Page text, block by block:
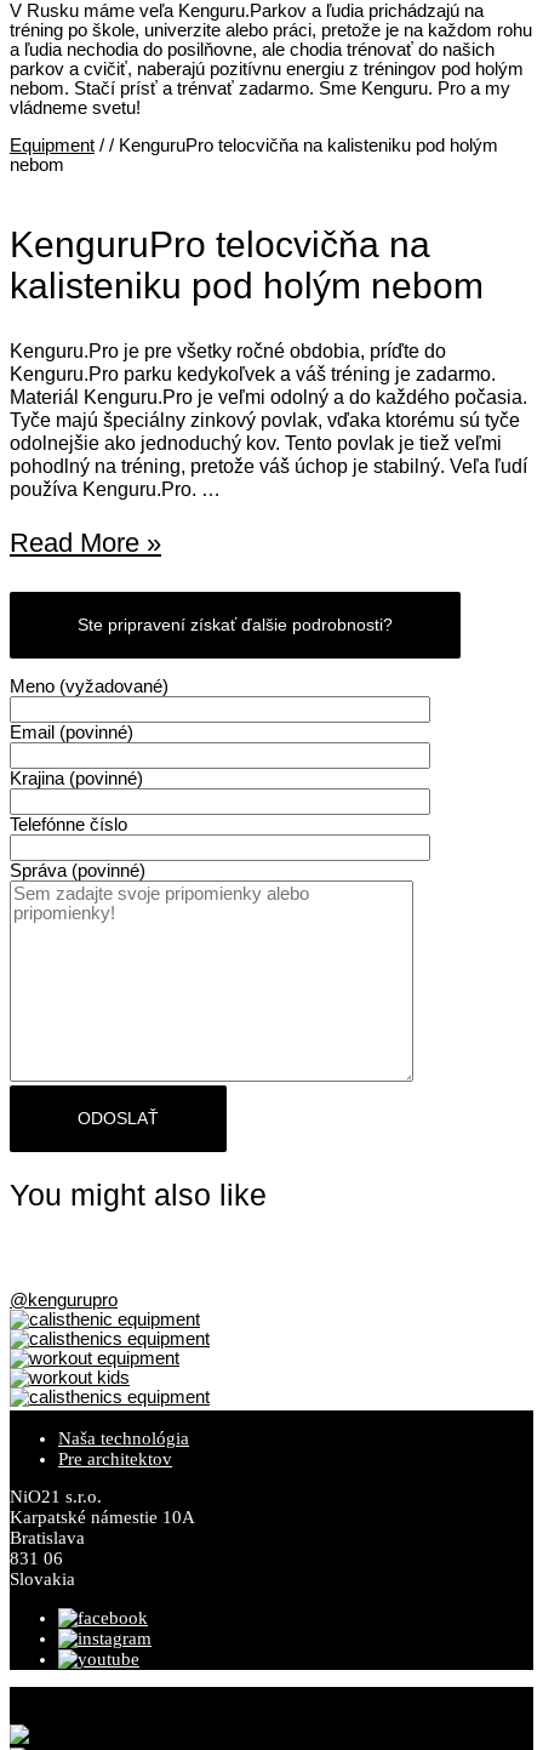
V Rusku máme veľa Kenguru.Parkov a ľudia prichádzajú na
tréning po škole, univerzite alebo práci, pretože je na každom rohu
a ľudia nechodia do posilňovne, ale chodia trénovať do našich
parkov a cvičiť, naberajú pozitívnu energiu z tréningov pod holým
nebom. Stačí prísť a trénvať zadarmo. Sme Kenguru. Pro a my
vládneme svetu!
Equipment / / KenguruPro telocvičňa na kalisteniku pod holým
nebom
KenguruPro telocvičňa na
kalisteniku pod holým nebom
Kenguru.Pro je pre všetky ročné obdobia, príďte do
Kenguru.Pro parku kedykoľvek a váš tréning je zadarmo.
Materiál Kenguru.Pro je veľmi odolný a do každého počasia.
Tyče majú špeciálny zinkový povlak, vďaka ktorému sú tyče
odolnejšie ako jednoduchý kov. Tento povlak je tiež veľmi
pohodlný na tréning, pretože váš úchop je stabilný. Veľa ľudí
používa Kenguru.Pro. …
KenguruPro
na
kalisteniku
pod
holým
nebom
Read More »
Ste pripravení získať ďalšie podrobnosti?
Meno (vyžadované)
Email (povinné)
Krajina (povinné)
Telefónne číslo
Správa (povinné)
You might also like
@kengurupro
Naša technológia
Pre architektov
NiO21 s.r.o.
Karpatské námestie 10A
Bratislava
831 06
Slovakia